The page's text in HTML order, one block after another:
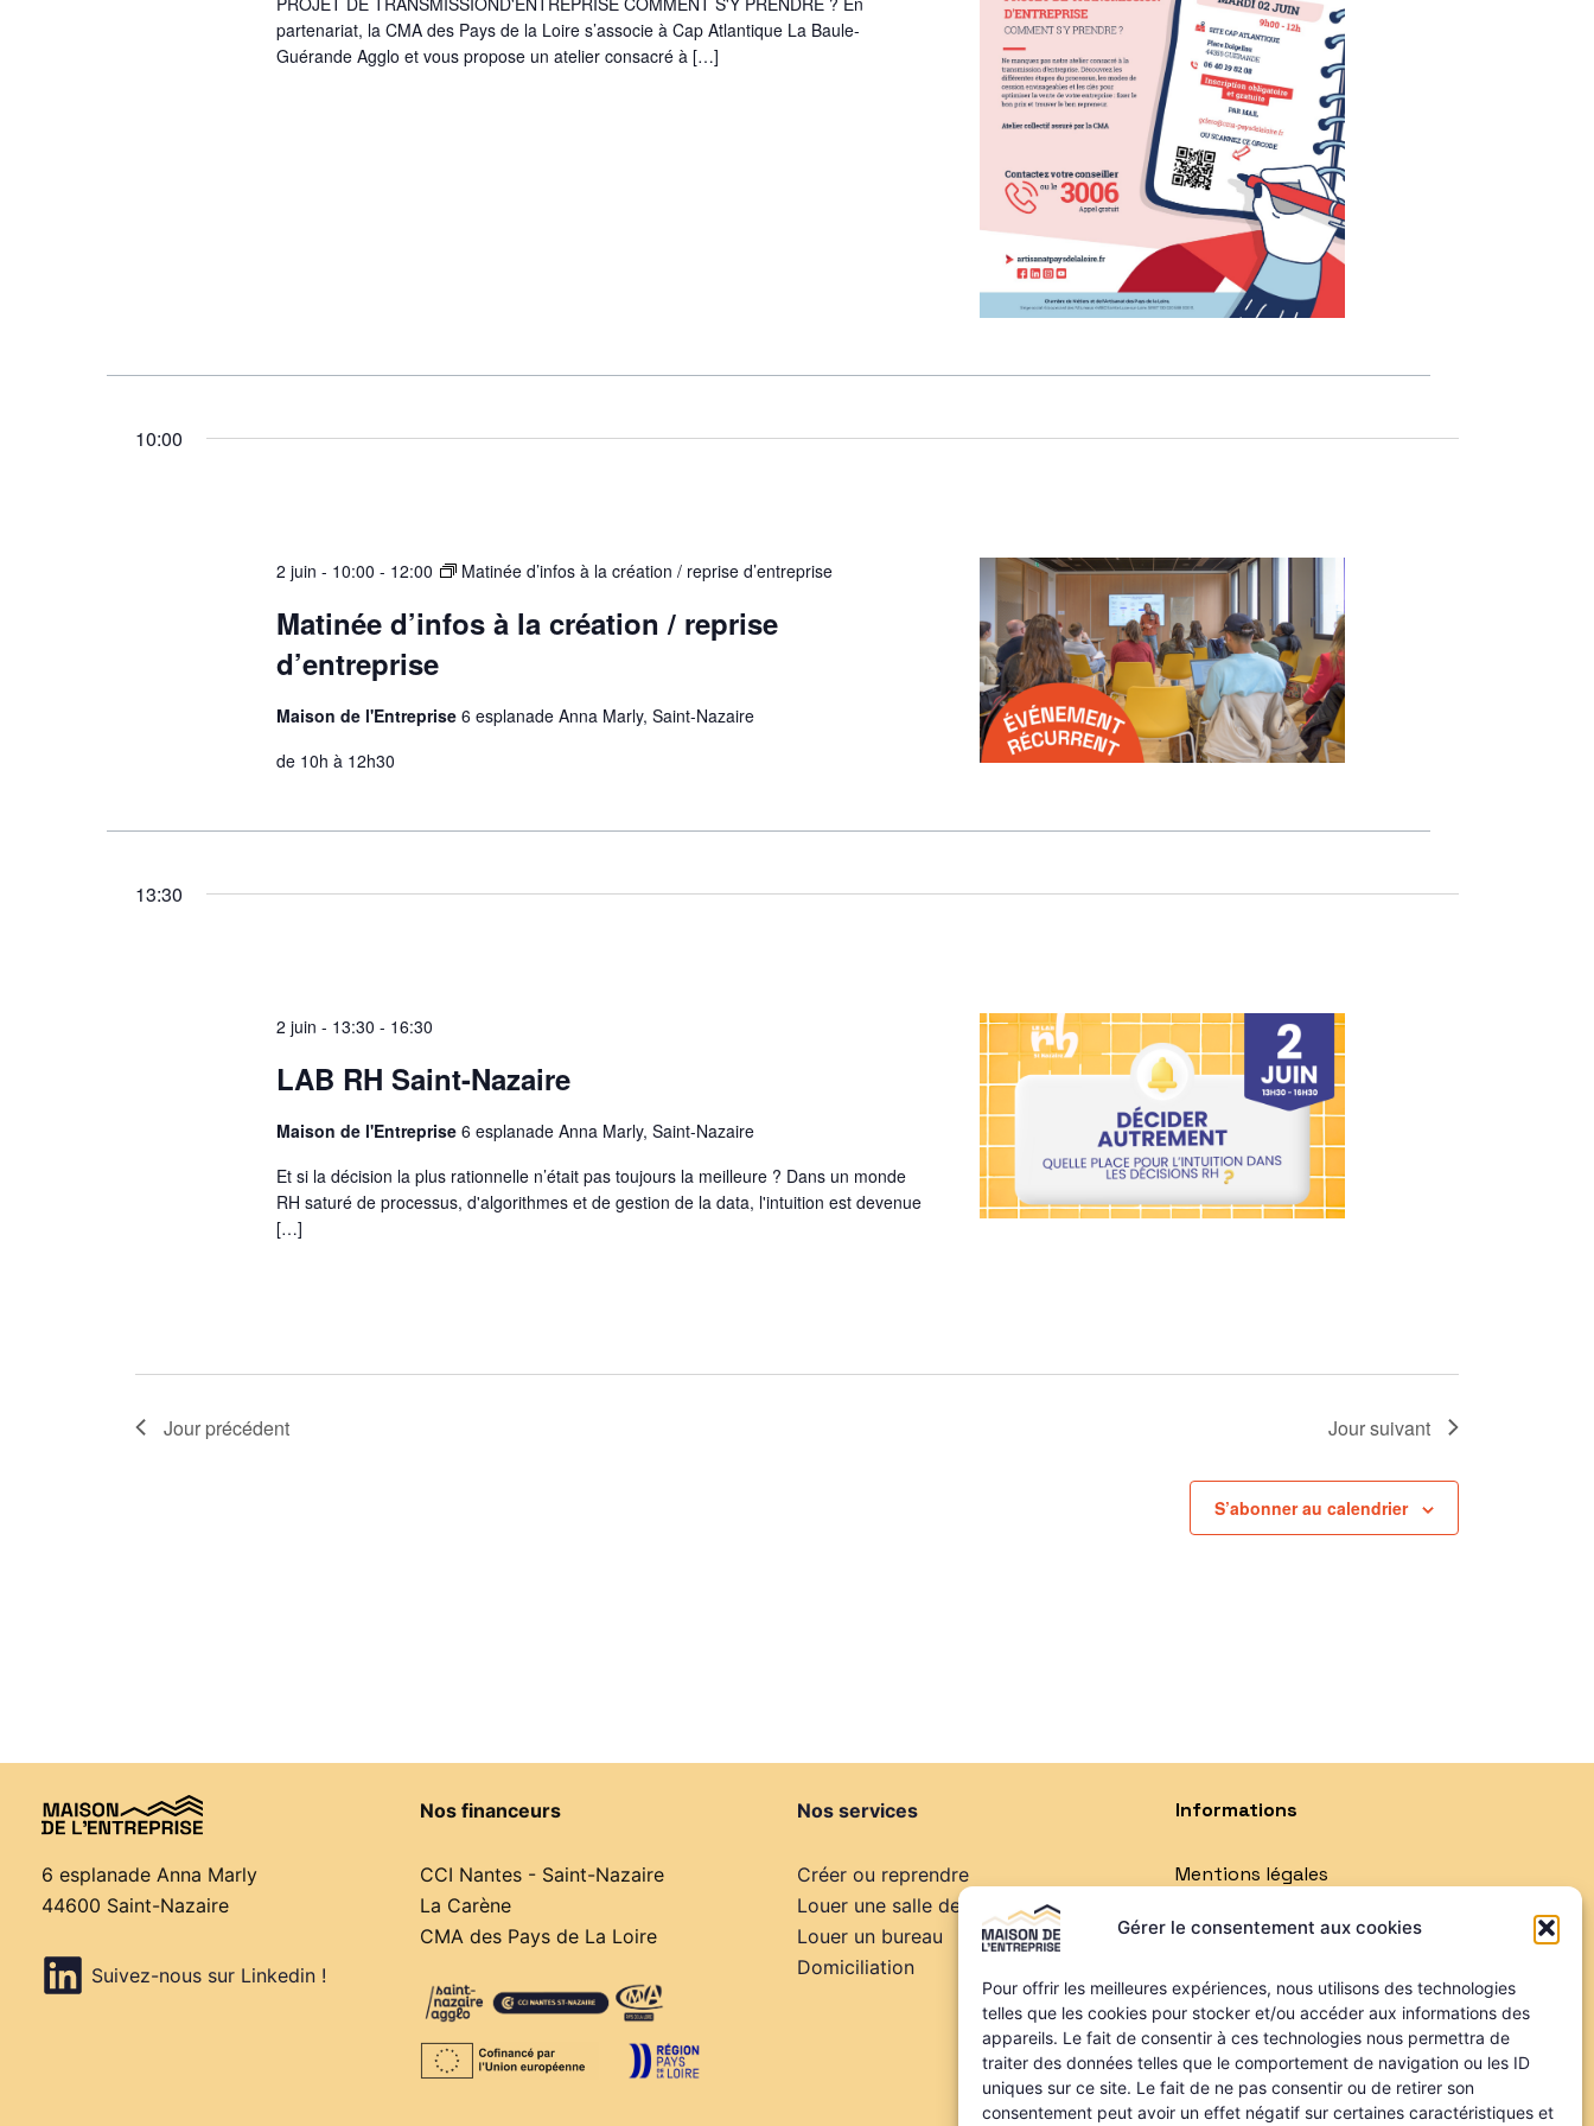
Gérer le consentement aux cookies
Pour offrir les meilleures expériences, nous utilisons des technologies
telles que les cookies pour stocker et/ou accéder aux informations des
appareils. Le fait de consentir à ces technologies nous permettra de
traiter des données telles que le comportement de navigation ou les ID
uniques sur ce site. Le fait de ne pas consentir ou de retirer son
consentement peut avoir un effet négatif sur certaines caractéristiques et
partenariat, la CMA des Pays de la Loire s’associe à Cap Atlantique La Baule-
Guérande Agglo et vous propose un atelier consacré à […]
10:00
2 juin - 10:00 - 12:00 Matinée d’infos à la création / reprise d’entreprise
Matinée d’infos à la création / reprise
d’entreprise
Maison de l'Entreprise 6 esplanade Anna Marly, Saint-Nazaire
de 10h à 12h30
13:30
2 juin - 13:30 - 16:30
LAB RH Saint-Nazaire
Maison de l'Entreprise 6 esplanade Anna Marly, Saint-Nazaire
Et si la décision la plus rationnelle n’était pas toujours la meilleure ? Dans un monde
RH saturé de processus, d'algorithmes et de gestion de la data, l'intuition est devenue
[…]
Jour précédent Jour suivant
S’abonner au calendrier
6 esplanade Anna Marly
44600 Saint-Nazaire
Suivez-nous sur Linkedin !
Nos financeurs
CCI Nantes - Saint-Nazaire
La Carène
CMA des Pays de La Loire
Nos services
Créer ou reprendre
Louer une salle de réunion
Louer un bureau
Domiciliation
Informations
Mentions légales
Qui sommes-nous ?